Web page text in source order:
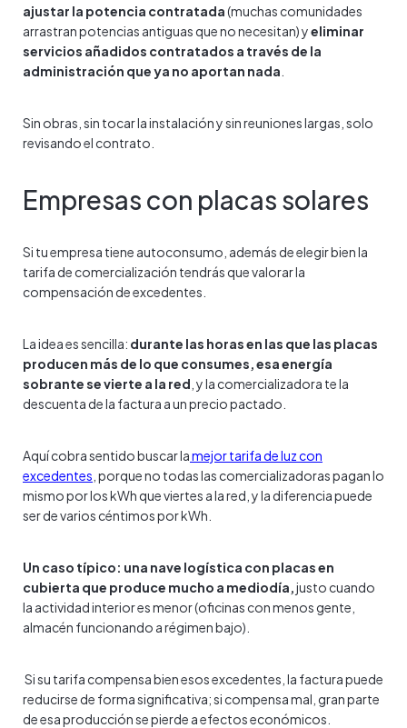
ajustar la potencia contratada(muchas comunidades
arrastran potencias antiguas que no necesitan) yeliminar
servicios añadidos contratados a través de la
administración que ya no aportan nada
Sin obras, sin tocar la instalación y sin reuniones largas, solo
revisando el contrato.
Empresas con placas solares
Si tu empresa tiene autoconsumo, además de elegir bien la
tarifa de comercialización tendrás que valorar la
compensación de excedentes.
La idea es sencilla: durante las horas en las que las placas
producen más de lo que consumes, esa energía
sobrante se vierte a la red , y la comercializadora te la
descuenta de la factura a un precio pactado.
Aquí cobra sentido buscar lamejor tarifa de luz con
excedentes , porque no todas las comercializadoras pagan lo
mismo por los kWh que viertes a la red, y la diferencia puede
ser de varios céntimos por kWh.
Un caso típico: una nave logística con placas en
cubierta que produce mucho a mediodía,justo cuando
la actividad interior es menor (oficinas con menos gente,
almacén funcionando a régimen bajo).
Si su tarifa compensa bien esos excedentes, la factura puede
reducirse de forma significativa; si compensa mal, gran parte
de esa producción se pierde a efectos económicos.